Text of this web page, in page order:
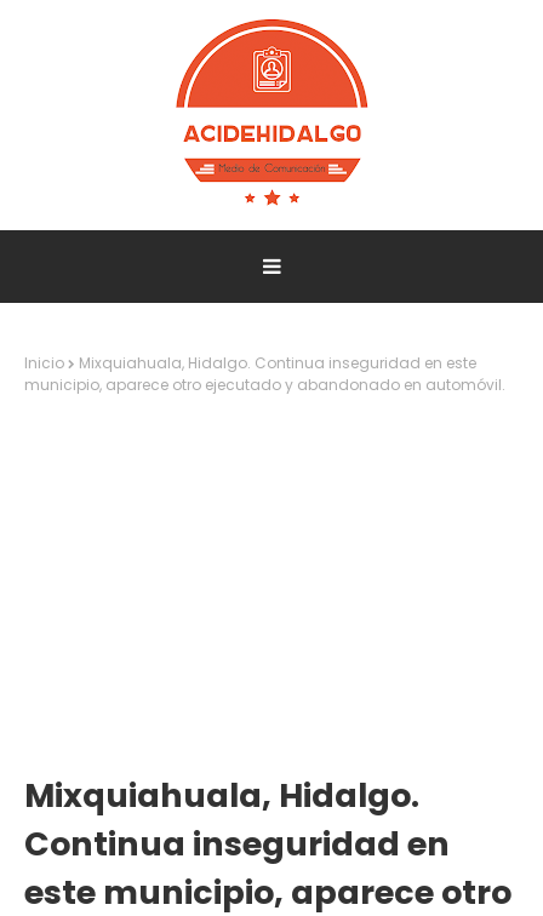
Inicio
Mixquiahuala, Hidalgo. Continua inseguridad en este
municipio, aparece otro ejecutado y abandonado en automóvil.
Mixquiahuala, Hidalgo.
Continua inseguridad en
este municipio, aparece otro